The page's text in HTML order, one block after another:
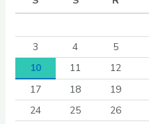
3
4 5
10
11 12
17
18 19
24
25 26